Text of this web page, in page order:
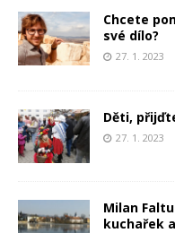
Chcete
své dílo?
27. 1. 2023
Děti,
27. 1. 2023
Milan
kuchařek